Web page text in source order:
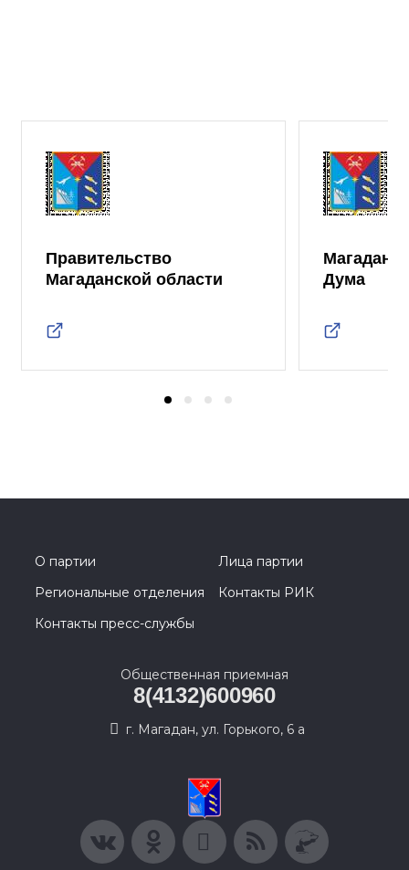
Правительство
Магаданской области
Дума
О партии
Лица партии
Региональные отделения
Контакты РИК
Контакты пресс-службы
Общественная приемная
8(4132)600960
г. Магадан, ул. Горького, 6 а